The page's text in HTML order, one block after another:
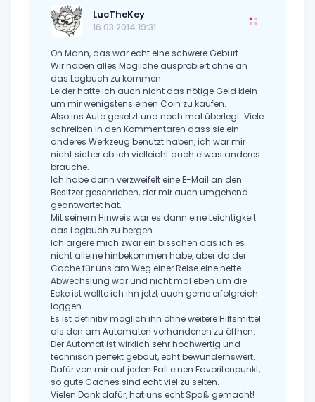
LucTheKey
16.03.2014 19:31
Oh Mann, das war echt eine schwere Geburt.
Wir haben alles Mögliche ausprobiert ohne an
das Logbuch zu kommen.
Leider hatte ich auch nicht das nötige Geld klein
um mir wenigstens einen Coin zu kaufen.
Also ins Auto gesetzt und noch mal überlegt. Viele
schreiben in den Kommentaren dass sie ein
anderes Werkzeug benutzt haben, ich war mir
nicht sicher ob ich vielleicht auch etwas anderes
brauche.
Ich habe dann verzweifelt eine E-Mail an den
Besitzer geschrieben, der mir auch umgehend
geantwortet hat.
Mit seinem Hinweis war es dann eine Leichtigkeit
das Logbuch zu bergen.
Ich ärgere mich zwar ein bisschen das ich es
nicht alleine hinbekommen habe, aber da der
Cache für uns am Weg einer Reise eine nette
Abwechslung war und nicht mal eben um die
Ecke ist wollte ich ihn jetzt auch gerne erfolgreich
loggen.
Es ist definitiv möglich ihn ohne weitere Hilfsmittel
als den am Automaten vorhandenen zu öffnen.
Der Automat ist wirklich sehr hochwertig und
technisch perfekt gebaut, echt bewundernswert.
Dafür von mir auf jeden Fall einen Favoritenpunkt,
so gute Caches sind echt viel zu selten.
Vielen Dank dafür, hat uns echt Spaß gemacht!